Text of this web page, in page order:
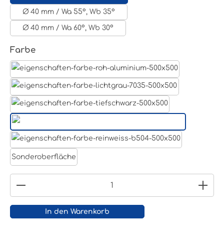
Ø 40 mm / Wa 55°, Wb 35°
Ø 40 mm / Wa 60°, Wb 30°
Farbeauswählen
Weißaluminium- RAL 9006
Sonderoberfläche
Produkt Anzahl: Gib den gewünschten Wert
In den Warenkorb